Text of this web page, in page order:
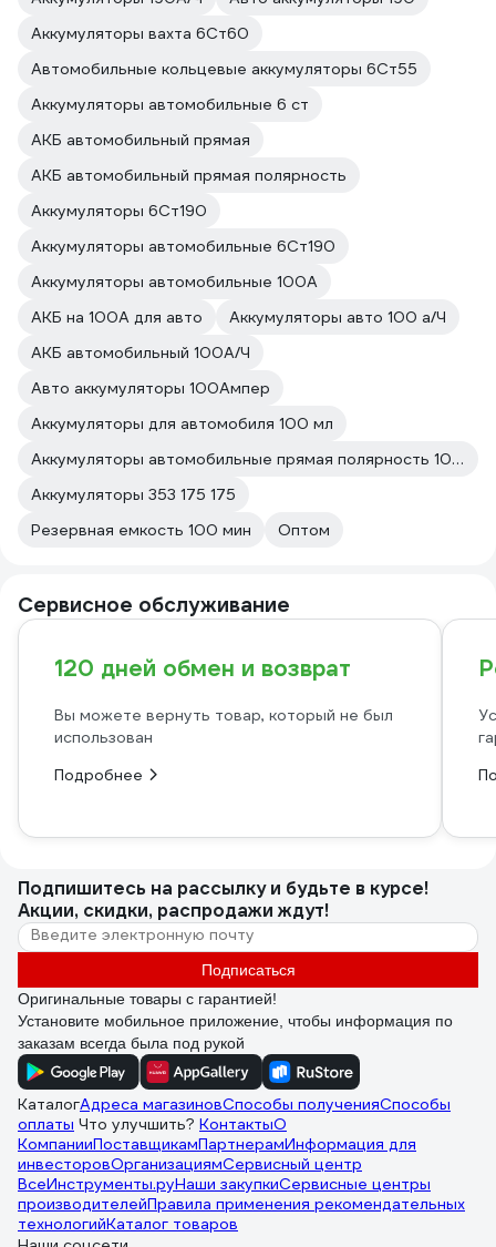
Аккумуляторы вахта 6Ст60
Автомобильные кольцевые аккумуляторы 6Ст55
Аккумуляторы автомобильные 6 ст
АКБ автомобильный прямая
АКБ автомобильный прямая полярность
Аккумуляторы 6Ст190
Аккумуляторы автомобильные 6Ст190
Аккумуляторы автомобильные 100А
АКБ на 100А для авто
Аккумуляторы авто 100 а/Ч
АКБ автомобильный 100А/Ч
Авто аккумуляторы 100Ампер
Аккумуляторы для автомобиля 100 мл
Аккумуляторы автомобильные прямая полярность 100А
Аккумуляторы 353 175 175
Резервная емкость 100 мин
Оптом
Сервисное обслуживание
120 дней обмен и возврат
Вы можете вернуть товар, который не был
использован
Подробнее
Подпишитесь на рассылкуи будьте в курсе!
Акции, скидки, распродажи ждут!
Подписаться
Оригинальные товары с гарантией!
Установите мобильное приложение, чтобы информация по
заказам всегда была под рукой
КаталогАдреса магазиновСпособы полученияСпособы
оплаты Что улучшить? КонтактыО
КомпанииПоставщикамПартнерамИнформация для
инвесторовОрганизациямСервисный центр
ВсеИнструменты.руНаши закупкиСервисные центры
производителейПравила применения рекомендательных
технологийКаталог товаров